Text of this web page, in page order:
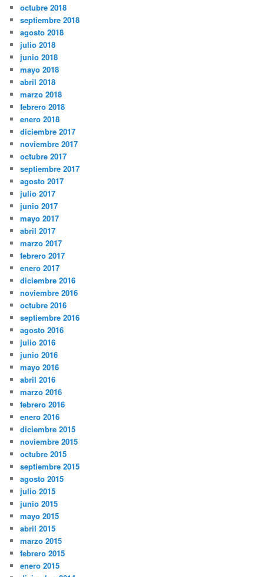
octubre 2018
septiembre 2018
agosto 2018
julio 2018
junio 2018
mayo 2018
abril 2018
marzo 2018
febrero 2018
enero 2018
diciembre 2017
noviembre 2017
octubre 2017
septiembre 2017
agosto 2017
julio 2017
junio 2017
mayo 2017
abril 2017
marzo 2017
febrero 2017
enero 2017
diciembre 2016
noviembre 2016
octubre 2016
septiembre 2016
agosto 2016
julio 2016
junio 2016
mayo 2016
abril 2016
marzo 2016
febrero 2016
enero 2016
diciembre 2015
noviembre 2015
octubre 2015
septiembre 2015
agosto 2015
julio 2015
junio 2015
mayo 2015
abril 2015
marzo 2015
febrero 2015
enero 2015